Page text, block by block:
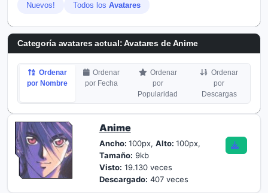
Nuevos! Todos los Avatares
Categoría avatares actual: Avatares de Anime
Ordenar
por Nombre
Ordenar
por Fecha
Ordenar
por
Popularidad
Ordenar
por
Descargas
Anime
Ancho: 100px, Alto: 100px,
Tamaño: 9kb
Visto: 19.130 veces
Descargado: 407 veces